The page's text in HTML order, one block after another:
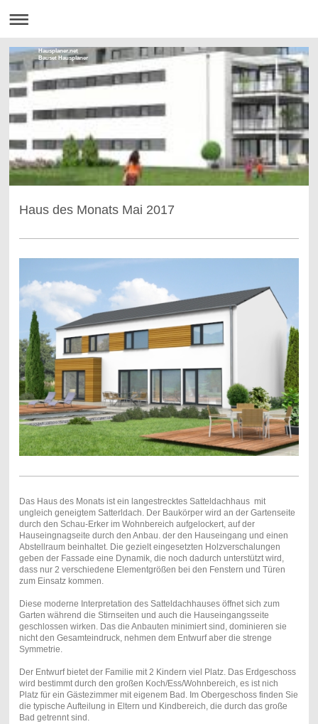
Hausplaner.net
Bauset Hausplaner
Haus des Monats Mai 2017
Das Haus des Monats ist ein langestrecktes Satteldachhaus mit
ungleich geneigtem Satterldach. Der Baukörper wird an der Gartenseite
durch den Schau-Erker im Wohnbereich aufgelockert, auf der
Hauseingnagseite durch den Anbau. der den Hauseingang und einen
Abstellraum beinhaltet. Die gezielt eingesetzten Holzverschalungen
geben der Fassade eine Dynamik, die noch dadurch unterstützt wird,
dass nur 2 verschiedene Elementgrößen bei den Fenstern und Türen
zum Einsatz kommen.
Diese moderne Interpretation des Satteldachhauses öffnet sich zum
Garten während die Stirnseiten und auch die Hauseingangsseite
geschlossen wirken. Das die Anbauten minimiert sind, dominieren sie
nicht den Gesamteindruck, nehmen dem Entwurf aber die strenge
Symmetrie.
Der Entwurf bietet der Familie mit 2 Kindern viel Platz. Das Erdgeschoss
wird bestimmt durch den großen Koch/Ess/Wohnbereich, es ist nich
Platz für ein Gästezimmer mit eigenem Bad. Im Obergeschoss finden Sie
die typische Aufteilung in Eltern und Kindbereich, die durch das große
Bad getrennt sind.